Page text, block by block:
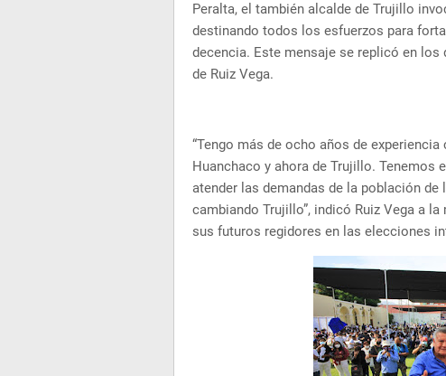
Peralta, el también alcalde de Trujillo
destinando todos los esfuerzos para
decencia. Este mensaje se replicó en
de Ruiz Vega.
“Tengo más de ocho años de
Huanchaco y ahora de Trujillo. Tenemos
atender las demandas de la población
cambiando Trujillo”, indicó Ruiz Vega a
sus futuros regidores en las elecciones